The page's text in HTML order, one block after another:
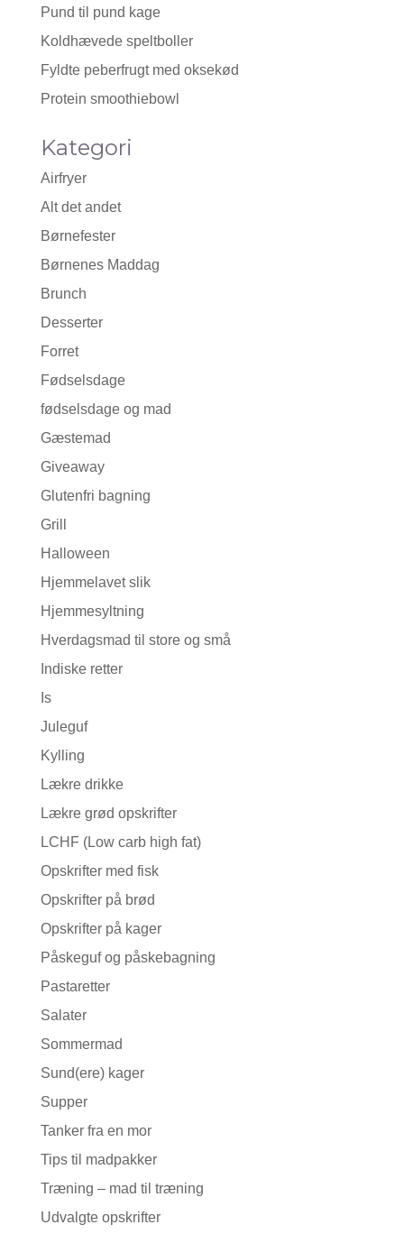
Pund til pund kage
Koldhævede speltboller
Fyldte peberfrugt med oksekød
Protein smoothiebowl
Kategori
Airfryer
Alt det andet
Børnefester
Børnenes Maddag
Brunch
Desserter
Forret
Fødselsdage
fødselsdage og mad
Gæstemad
Giveaway
Glutenfri bagning
Grill
Halloween
Hjemmelavet slik
Hjemmesyltning
Hverdagsmad til store og små
Indiske retter
Is
Juleguf
Kylling
Lækre drikke
Lækre grød opskrifter
LCHF (Low carb high fat)
Opskrifter med fisk
Opskrifter på brød
Opskrifter på kager
Påskeguf og påskebagning
Pastaretter
Salater
Sommermad
Sund(ere) kager
Supper
Tanker fra en mor
Tips til madpakker
Træning – mad til træning
Udvalgte opskrifter